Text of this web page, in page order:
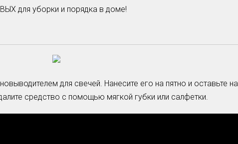
для уборки и порядка в доме!
для свечей. Нанесите его на пятно и оставьте на
средство с помощью мягкой губки или салфетки.